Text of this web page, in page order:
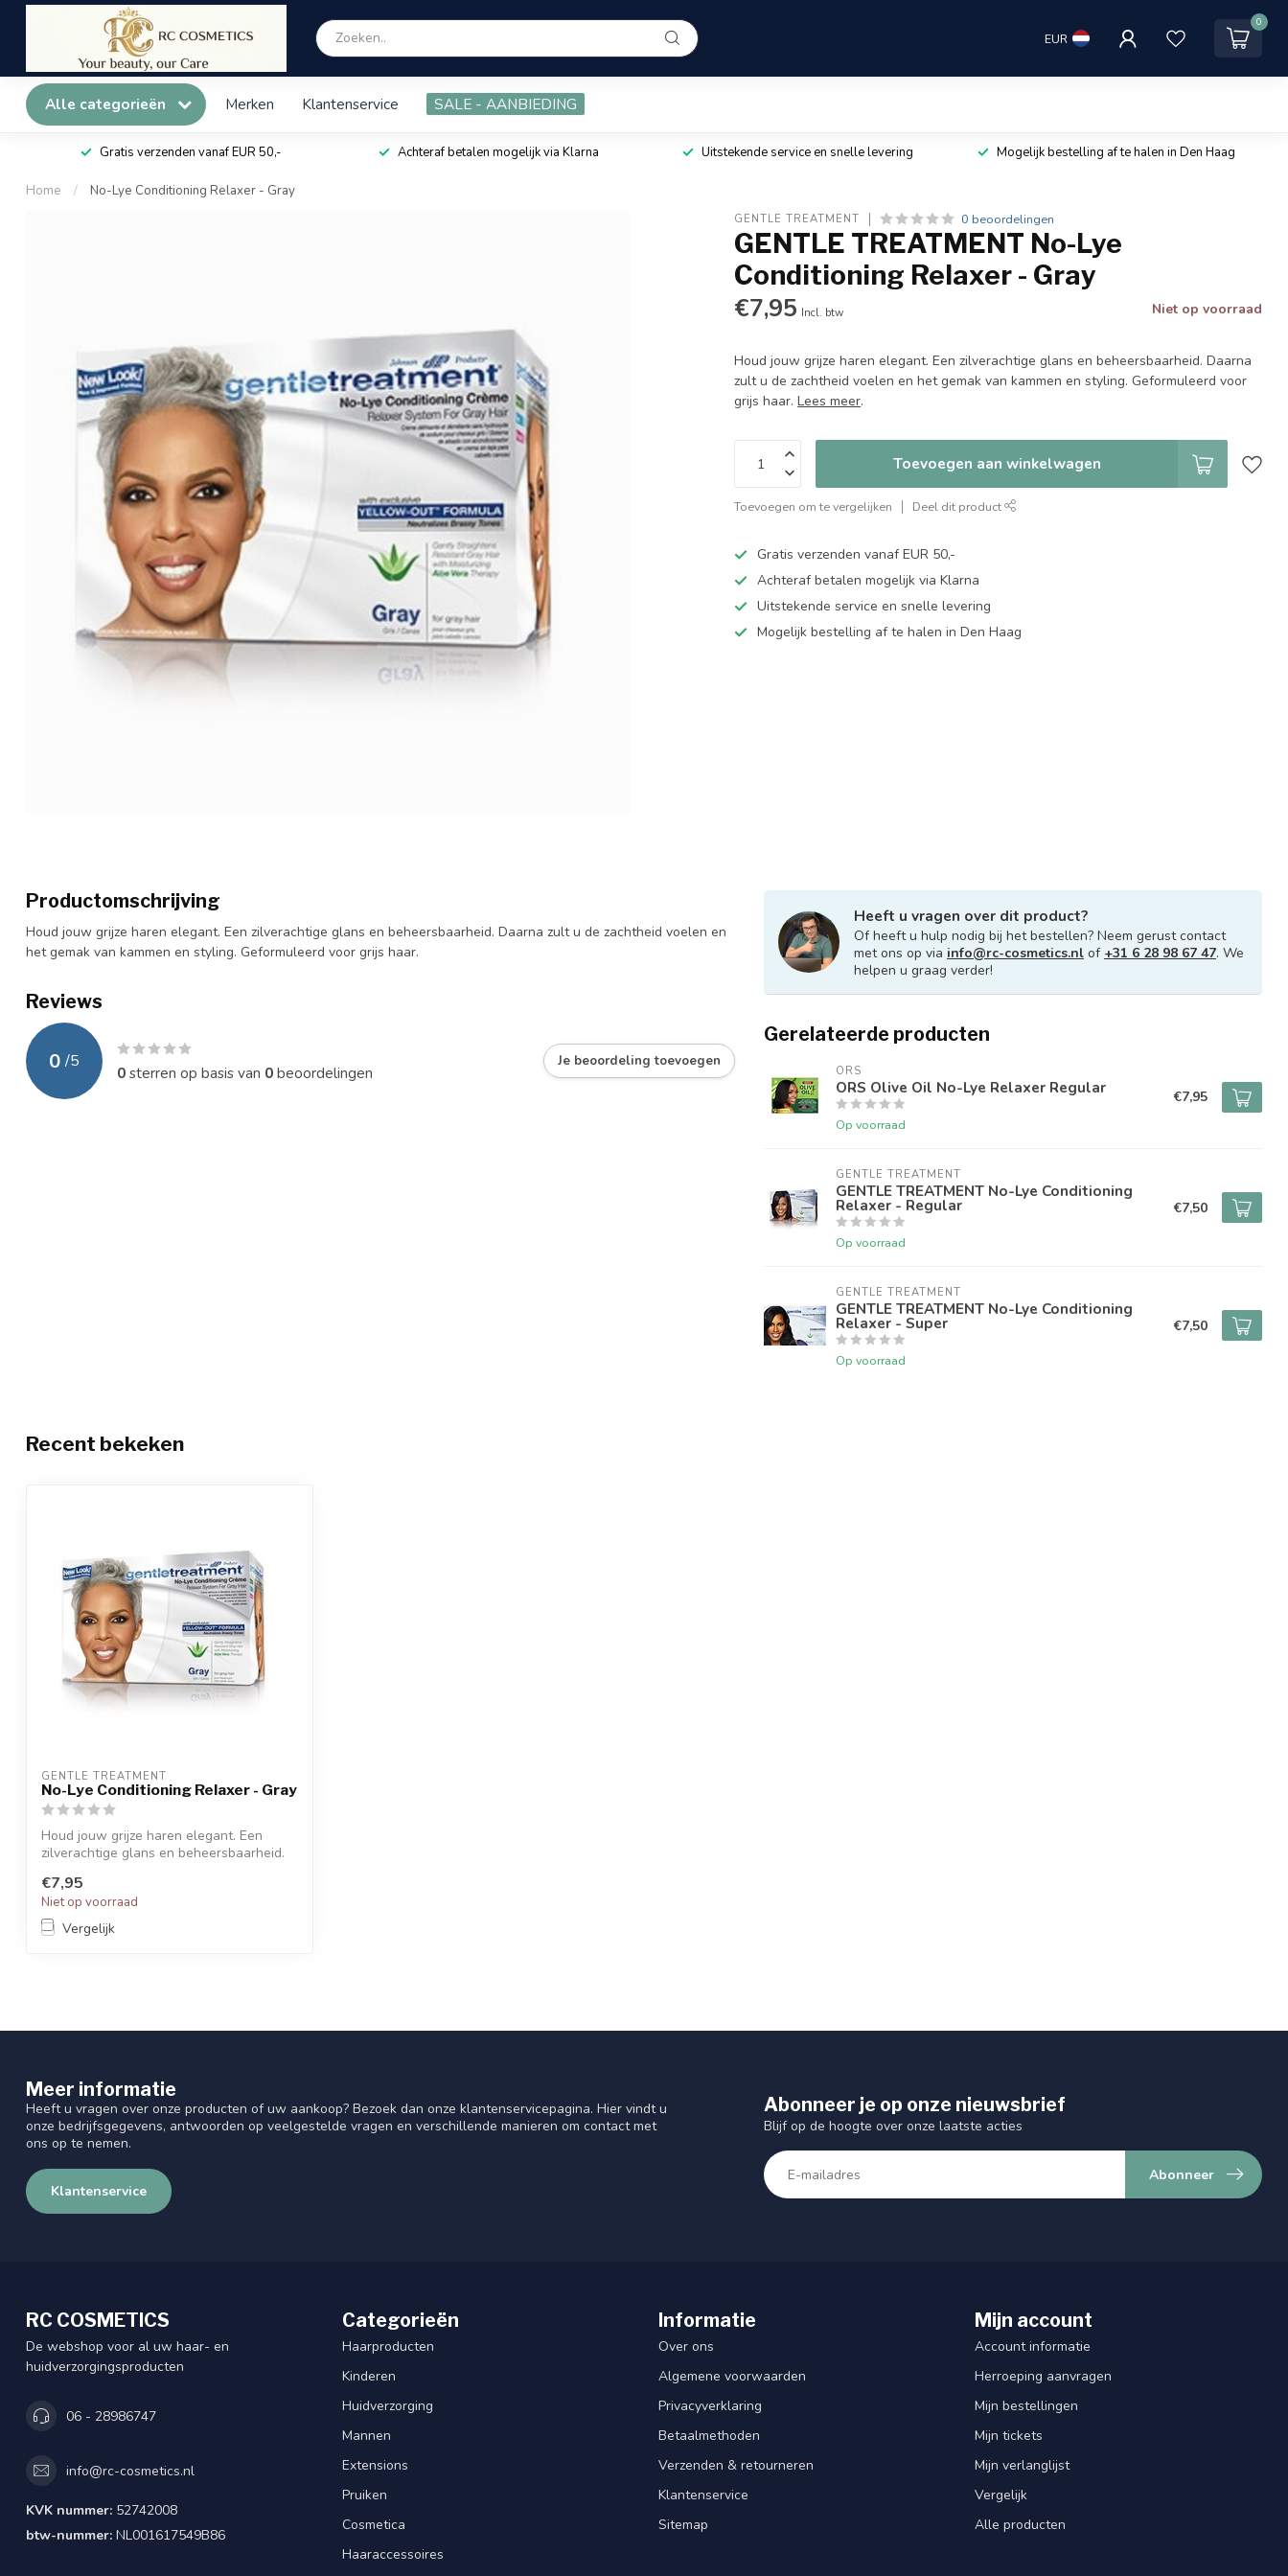
EUR
0
Alle categorieën Merken Klantenservice SALE - AANBIEDING
Gratis verzenden vanaf EUR 50,- Achteraf betalen mogelijk via Klarna Uitstekende service en snelle levering Mogelijk bestelling af te halen in Den Haag
Home / No-Lye Conditioning Relaxer - Gray
GENTLE TREATMENT 0 beoordelingen
GENTLE TREATMENT No-Lye
Conditioning Relaxer - Gray
€7,95 Incl. btw Niet op voorraad
Houd jouw grijze haren elegant. Een zilverachtige glans en beheersbaarheid. Daarna
zult u de zachtheid voelen en het gemak van kammen en styling. Geformuleerd voor
grijs haar.Lees meer.
Toevoegen aan winkelwagen
Toevoegen om te vergelijken Deel dit product
Gratis verzenden vanaf EUR 50,-
Achteraf betalen mogelijk via Klarna
Uitstekende service en snelle levering
Mogelijk bestelling af te halen in Den Haag
Productomschrijving
Houd jouw grijze haren elegant. Een zilverachtige glans en beheersbaarheid. Daarna zult u de zachtheid voelen en
het gemak van kammen en styling. Geformuleerd voor grijs haar.
Reviews
0 /5
0sterren op basis van 0beoordelingen
Je beoordeling toevoegen
Heeft u vragen over dit product?
Of heeft u hulp nodig bij het bestellen? Neem gerust contact
met ons op via info@rc-cosmetics.nl of +31 6 28 98 67 47. We
helpen u graag verder!
Gerelateerde producten
ORS
ORS Olive Oil No-Lye Relaxer Regular
Op voorraad
€7,95
GENTLE TREATMENT
GENTLE TREATMENT No-Lye Conditioning
Relaxer - Regular
Op voorraad
€7,50
GENTLE TREATMENT
GENTLE TREATMENT No-Lye Conditioning
Relaxer - Super
Op voorraad
€7,50
Recent bekeken
GENTLE TREATMENT
No-Lye Conditioning Relaxer - Gray
Houd jouw grijze haren elegant. Een
zilverachtige glans en beheersbaarheid.
€7,95
Niet op voorraad
Vergelijk
Meer informatie
Heeft u vragen over onze producten of uw aankoop? Bezoek dan onze klantenservicepagina. Hier vindt u
onze bedrijfsgegevens, antwoorden op veelgestelde vragen en verschillende manieren om contact met
ons op te nemen.
Klantenservice
Abonneer je op onze nieuwsbrief
Blijf op de hoogte over onze laatste acties
Abonneer
RC COSMETICS
De webshop voor al uw haar- en
huidverzorgingsproducten
06 - 28986747
info@rc-cosmetics.nl
KVK nummer: 52742008
btw-nummer: NL001617549B86
Categorieën
Haarproducten
Kinderen
Huidverzorging
Mannen
Extensions
Pruiken
Cosmetica
Haaraccessoires
Informatie
Over ons
Algemene voorwaarden
Privacyverklaring
Betaalmethoden
Verzenden & retourneren
Klantenservice
Sitemap
Mijn account
Account informatie
Herroeping aanvragen
Mijn bestellingen
Mijn tickets
Mijn verlanglijst
Vergelijk
Alle producten